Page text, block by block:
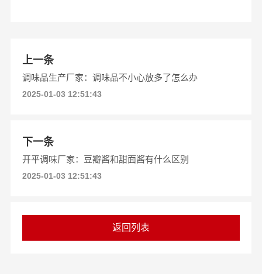
上一条
调味品生产厂家：调味品不小心放多了怎么办
2025-01-03 12:51:43
下一条
开平调味厂家：豆瓣酱和甜面酱有什么区别
2025-01-03 12:51:43
返回列表